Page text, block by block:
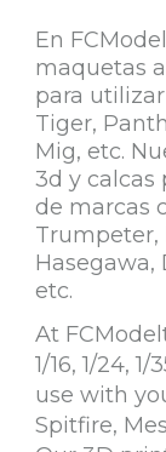
En
maquetas a
para
Tiger,
Mig, etc.
3d y calcas
de marcas
Trumpeter,
Hasegawa,
etc.
At
1/16, 1/24,
use with
Spitfire,